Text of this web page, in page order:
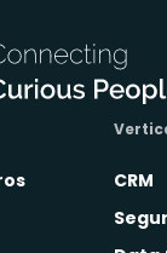
CRM